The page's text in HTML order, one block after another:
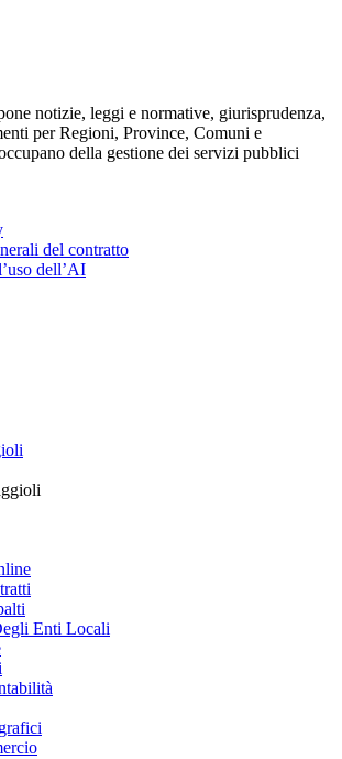
notizie, leggi e normative, giurisprudenza,
per Regioni, Province, Comuni e
della gestione dei servizi pubblici
del contratto
dell’AI
Enti Locali